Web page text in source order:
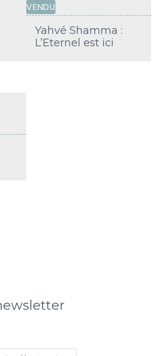
VENDU
Yahvé Shamma :
L’Eternel est ici